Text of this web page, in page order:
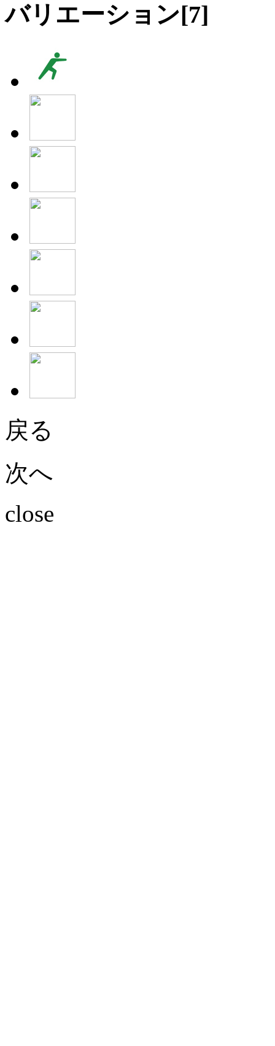
バリエーション[7]
戻る
次へ
close